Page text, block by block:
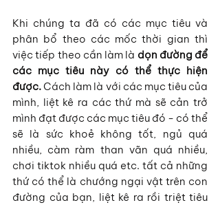
Khi chúng ta đã có các mục tiêu và
phân bổ theo các mốc thời gian thì
việc tiếp theo cần làm là dọn đường để
các mục tiêu này có thể thực hiện
được. Cách làm là với các mục tiêu của
mình, liệt kê ra các thứ mà sẽ cản trở
mình đạt được các mục tiêu đó - có thể
sẽ là sức khoẻ không tốt, ngủ quá
nhiều, càm ràm than vãn quá nhiều,
chơi tiktok nhiều quá etc. tất cả những
thứ có thể là chướng ngại vật trên con
đường của bạn, liệt kê ra rồi triệt tiêu